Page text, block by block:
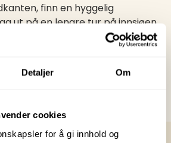
Detaljer Om
cookies
for å gi innhold og
finn en hyggelig
ut på en lengre tur på innsjøen.
både familier, venner og par.